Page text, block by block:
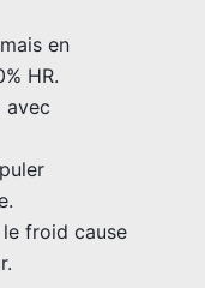
en
HR.
avec
froid cause